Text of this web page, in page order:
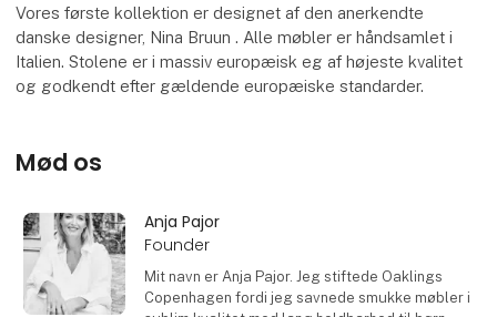
Vores første kollektion er designet af den anerkendte
danske designer, Nina Bruun . Alle møbler er håndsamlet i
Italien. Stolene er i massiv europæisk eg af højeste kvalitet
og godkendt efter gældende europæiske standarder.
Mød os
Anja Pajor
Founder
Mit navn er Anja Pajor. Jeg stiftede Oaklings
Copenhagen fordi jeg savnede smukke møbler i